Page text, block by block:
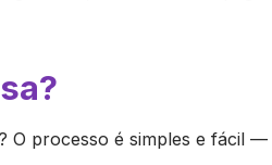
O processo é simples e fácil —